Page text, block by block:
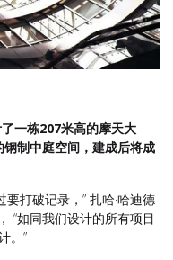
一栋207米高的摩天大
制中庭空间，建成后将成
打破记录，” 扎哈·哈迪德
“如同我们设计的所有项目
。”